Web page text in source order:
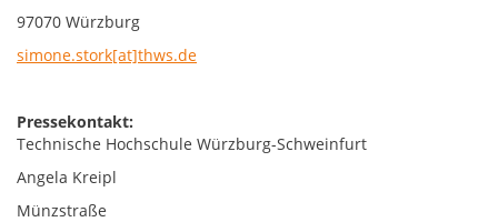
97070 Würzburg
simone.stork[at]thws.de
Pressekontakt:
Technische Hochschule Würzburg-Schweinfurt
Angela Kreipl
Münzstraße